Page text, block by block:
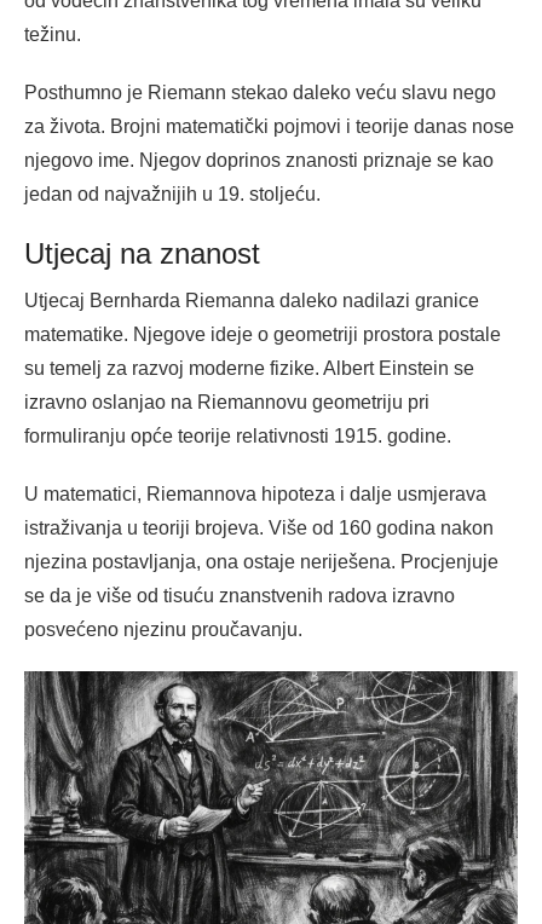
težinu.
Posthumno je Riemann stekao daleko veću slavu nego
za života. Brojni matematički pojmovi i teorije danas nose
njegovo ime. Njegov doprinos znanosti priznaje se kao
jedan od najvažnijih u 19. stoljeću.
Utjecaj na znanost
Utjecaj Bernharda Riemanna daleko nadilazi granice
matematike. Njegove ideje o geometriji prostora postale
su temelj za razvoj moderne fizike. Albert Einstein se
izravno oslanjao na Riemannovu geometriju pri
formuliranju opće teorije relativnosti 1915. godine.
U matematici, Riemannova hipoteza i dalje usmjerava
istraživanja u teoriji brojeva. Više od 160 godina nakon
njezina postavljanja, ona ostaje neriješena. Procjenjuje
se da je više od tisuću znanstvenih radova izravno
posvećeno njezinu proučavanju.